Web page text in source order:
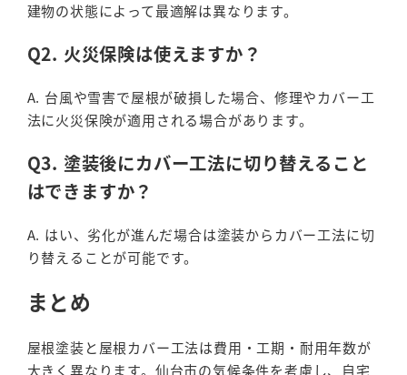
建物の状態によって最適解は異なります。
Q2. 火災保険は使えますか？
A. 台風や雪害で屋根が破損した場合、修理やカバー工
法に火災保険が適用される場合があります。
Q3. 塗装後にカバー工法に切り替えること
はできますか？
A. はい、劣化が進んだ場合は塗装からカバー工法に切
り替えることが可能です。
まとめ
屋根塗装と屋根カバー工法は費用・工期・耐用年数が
大きく異なります。仙台市の気候条件を考慮し、自宅